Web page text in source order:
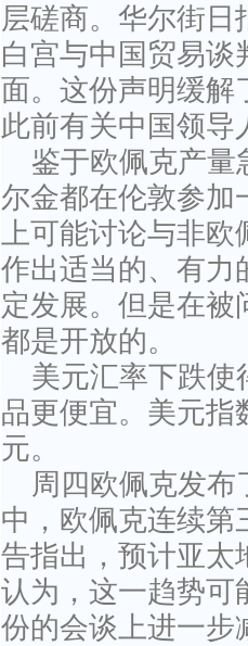
层磋商。华尔街
白宫与中国贸易谈
面。这份声明缓解
此前有关中国领导
鉴于欧佩克产量
尔金都在伦敦参加
上可能讨论与非欧
作出适当的、有力
定发展。但是在被
都是开放的。
美元汇率下跌使
品更便宜。美元指
元。
周四欧佩克发
中，欧佩克连续第
告指出，预计亚太
认为，这一趋势可
份的会谈上进一步